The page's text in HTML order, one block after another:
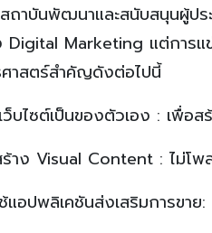
ถาบันพัฒนาและสนับสนุนผู้ปร
Digital Marketing แต่การแ
าสตร์สำคัญดังต่อไปนี้
ว็บไซต์เป็นของตัวเอง : เพื่อ
าง Visual Content : ไม่โพ
แอปพลิเคชันส่งเสริมการขา